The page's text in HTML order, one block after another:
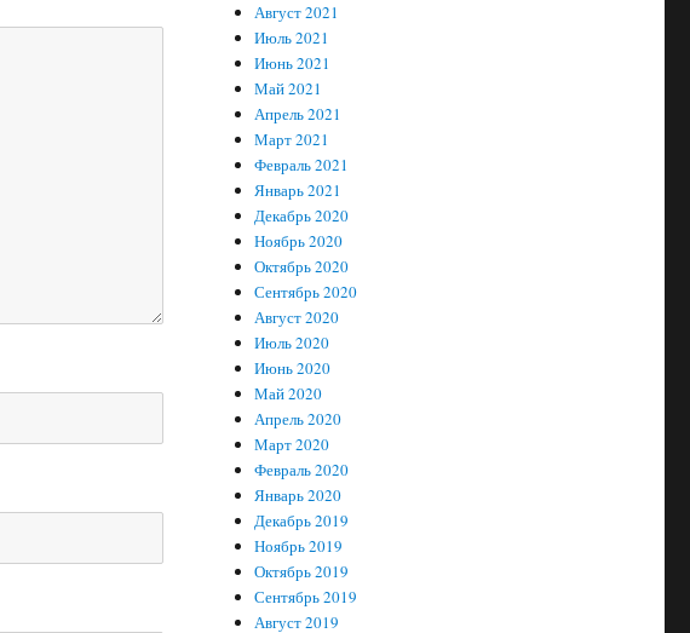
Август 2021
Июль 2021
Июнь 2021
Май 2021
Апрель 2021
Март 2021
Февраль 2021
Январь 2021
Декабрь 2020
Ноябрь 2020
Октябрь 2020
Сентябрь 2020
Август 2020
Июль 2020
Июнь 2020
Май 2020
Апрель 2020
Март 2020
Февраль 2020
Январь 2020
Декабрь 2019
Ноябрь 2019
Октябрь 2019
Сентябрь 2019
Август 2019